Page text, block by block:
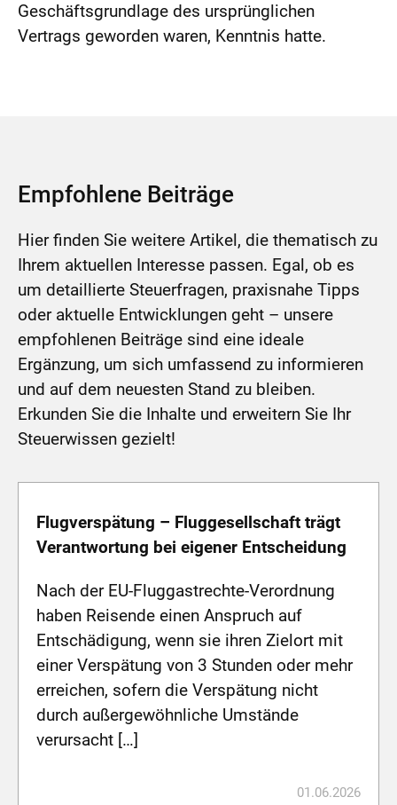
Geschäftsgrundlage des ursprünglichen
Vertrags geworden waren, Kenntnis hatte.
Empfohlene Beiträge
Hier finden Sie weitere Artikel, die thematisch zu
Ihrem aktuellen Interesse passen. Egal, ob es
um detaillierte Steuerfragen, praxisnahe Tipps
oder aktuelle Entwicklungen geht – unsere
empfohlenen Beiträge sind eine ideale
Ergänzung, um sich umfassend zu informieren
und auf dem neuesten Stand zu bleiben.
Erkunden Sie die Inhalte und erweitern Sie Ihr
Steuerwissen gezielt!
Flugverspätung – Fluggesellschaft trägt
Verantwortung bei eigener Entscheidung
Nach der EU-Fluggastrechte-Verordnung
haben Reisende einen Anspruch auf
Entschädigung, wenn sie ihren Zielort mit
einer Verspätung von 3 Stunden oder mehr
erreichen, sofern die Verspätung nicht
durch außergewöhnliche Umstände
verursacht […]
01.06.2026